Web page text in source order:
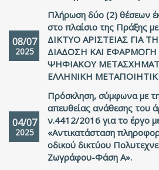
08/07
2025
Πλήρωση δύο (2) θέσεων
στο πλαίσιο της Πράξης
ΔΙΚΤΥΟ ΑΡΙΣΤΕΙΑΣ ΓΙΑ
ΔΙΑΔΟΣΗ ΚΑΙ
ΨΗΦΙΑΚΟΥ
ΕΛΛΗΝΙΚΗ
04/07
2025
Πρόσκληση, σύμφωνα με τη
απευθείας ανάθεσης του
ν.4412/2016 για το έργο
«Αντικατάσταση
οδικού δικτύου
Ζωγράφου-Φάση Α».